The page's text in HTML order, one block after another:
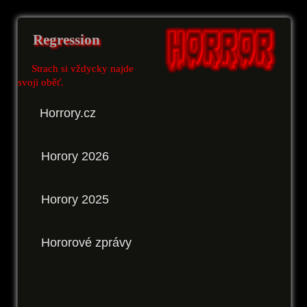
Regression
Strach si vždycky najde
svoji oběť.
Horrory.cz
Horory 2026
Horory 2025
Hororové zprávy